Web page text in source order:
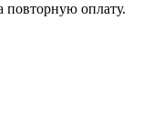
повторную оплату.